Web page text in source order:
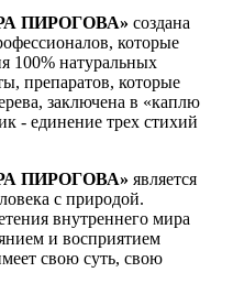
ПИРОГОВА» создана
которые
100% натуральных
препаратов, которые
заключена в «каплю
- единение трех стихий
ПИРОГОВА» является
с природой.
внутреннего мира
и восприятием
свою суть, свою